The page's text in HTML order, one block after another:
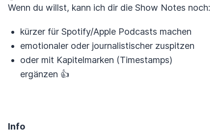
Wenn du willst, kann ich dir die Show Notes noch:
kürzer für Spotify/Apple Podcasts machen
emotionaler oder journalistischer zuspitzen
oder mit Kapitelmarken (Timestamps)
ergänzen 👍
Info